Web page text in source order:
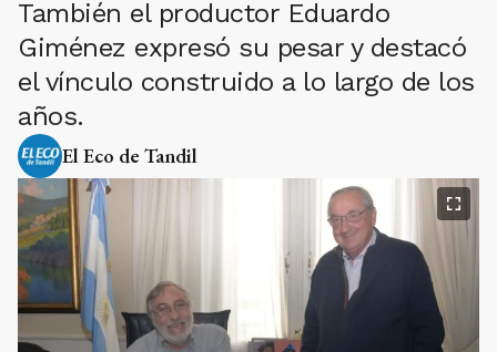
También el productor Eduardo
Giménez expresó su pesar y destacó
el vínculo construido a lo largo de los
años.
El Eco de Tandil